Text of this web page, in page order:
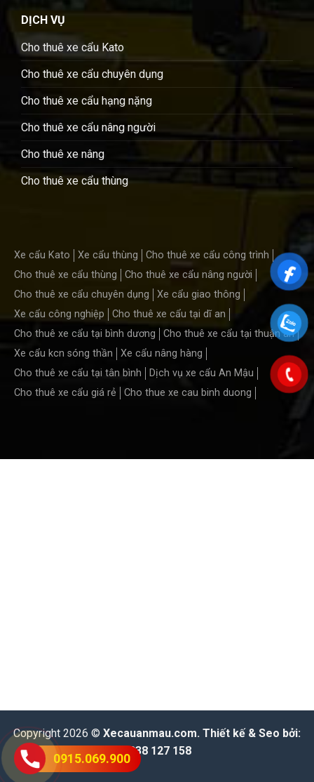
DỊCH VỤ
Cho thuê xe cẩu Kato
Cho thuê xe cẩu chuyên dụng
Cho thuê xe cẩu hạng nặng
Cho thuê xe cẩu nâng người
Cho thuê xe nâng
Cho thuê xe cẩu thùng
Xe cẩu Kato Xe cẩu thùng
Cho thuê xe cẩu công trình
Cho thuê xe cẩu thùng
Cho thuê xe cẩu nâng người
Cho thuê xe cẩu chuyên dụng
Xe cẩu giao thông
Xe cẩu công nghiệp
Cho thuê xe cẩu tại dĩ an
Cho thuê xe cẩu tại bình dương
Cho thuê xe cẩu tại thuận an
Xe cẩu kcn sóng thần
Xe cẩu nâng hàng
Cho thuê xe cẩu tại tân bình
Dịch vụ xe cẩu An Mậu
Cho thuê xe cẩu giá rẻ
Cho thue xe cau binh duong
Copyright 2026 © Xecauanmau.com. Thiết kế & Seo bởi:
0938 127 158
0915.069.900